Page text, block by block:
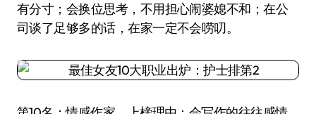
有分寸；会换位思考，不用担心闹婆媳不和；在公
司谈了足够多的话，在家一定不会唠叨。